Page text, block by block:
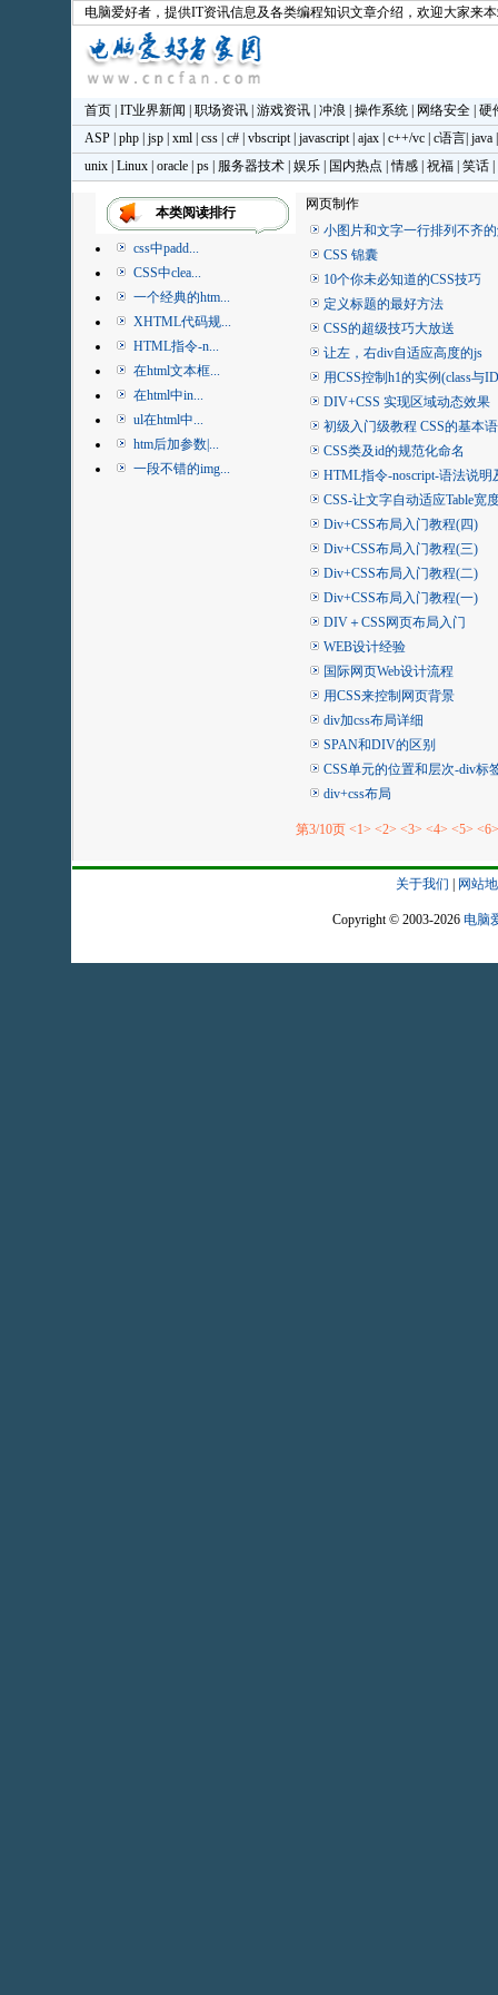
电脑爱好者 ，提供IT资讯信息及各类编程知识文章介绍，欢迎大家来
首页| IT业界新闻 职场资讯| 游戏资讯| 冲浪 操作系统| 网络安全| 硬
ASP| php| jsp| xml| css| c#| vbscript| javascript| ajax| c++/vc| c语言| java
unix| Linux| oracle| ps| 服务器技术| 娱乐| 国内热点 |情感| 祝福| 笑话|
本类阅读排行
css中padd...
CSS中clea...
一个经典的htm...
XHTML代码规...
HTML指令-n...
在html文本框...
在html中in...
ul在html中...
htm后加参数|...
一段不错的img...
网页制作
小图片和文字一行排列不齐
CSS 锦囊
10个你未必知道的CSS技巧
定义标题的最好方法
CSS的超级技巧大放送
让左，右div自适应高度的js
用CSS控制h1的实例(class与
DIV+CSS 实现区域动态效果
初级入门级教程 CSS的基本
CSS类及id的规范化命名
HTML指令-noscript-语法说明
CSS-让文字自动适应Table宽
Div+CSS布局入门教程(四)
Div+CSS布局入门教程(三)
Div+CSS布局入门教程(二)
Div+CSS布局入门教程(一)
DIV＋CSS网页布局入门
WEB设计经验
国际网页Web设计流程
用CSS来控制网页背景
div加css布局详细
SPAN和DIV的区别
CSS单元的位置和层次-div标
div+css布局
第3/10页 <1> <2> <3> <4> <5> <6>
关于我们 网站
Copyright © 2003-2026 电脑